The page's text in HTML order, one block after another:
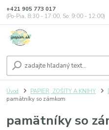
+421 905 773 017
(Po-Pia, 8:30 - 17:00, So: 9:00 - 12:00)
Úvod PAPIER, ZOŠITY A KNIHY
pamätníky so zámkom
pamätníky so